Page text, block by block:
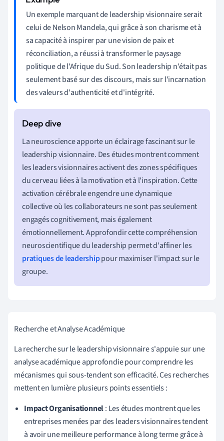
Un exemple marquant de leadership visionnaire serait
celui de Nelson Mandela, qui grâce à son charisme et à
sa capacité à inspirer par une vision de paix et
réconciliation, a réussi à transformer le paysage
politique de l'Afrique du Sud. Son leadership n'était pas
seulement basé sur des discours, mais sur l'incarnation
des valeurs d'authenticité et d'intégrité.
La neuroscience apporte un éclairage fascinant sur le
leadership visionnaire. Des études montrent comment
les leaders visionnaires activent des zones spécifiques
du cerveau liées à la motivation et à l'inspiration. Cette
activation cérébrale engendre une dynamique
collective où les collaborateurs ne sont pas seulement
engagés cognitivement, mais également
émotionnellement. Approfondir cette compréhension
neuroscientifique du leadership permet d'affiner les
pratiques de leadershippour maximiser l'impact sur le
groupe.
Recherche et Analyse Académique
La recherche sur le leadership visionnaire s'appuie sur une
analyse académique approfondie pour comprendre les
mécanismes qui sous-tendent son efficacité. Ces recherches
mettent en lumière plusieurs points essentiels :
Impact Organisationnel: Les études montrent que les
entreprises menées par des leaders visionnaires tendent
à avoir une meilleure performance à long terme grâce à